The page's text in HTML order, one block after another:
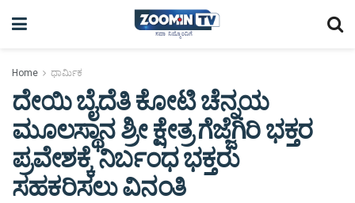
Home ಧಾರ್ಮಿಕ
ದೇಯಿ ಬೈದೆತಿ ಕೋಟಿ ಚೆನ್ನಯ
ಮೂಲಸ್ಥಾನ ಶ್ರೀ ಕ್ಷೇತ್ರ ಗೆಜ್ಜೆಗಿರಿ ಭಕ್ತರ
ಪ್ರವೇಶಕ್ಕೆ ನಿರ್ಬಂಧ ಭಕ್ತರು
ಸಹಕರಿಸಲು ವಿನಂತಿ